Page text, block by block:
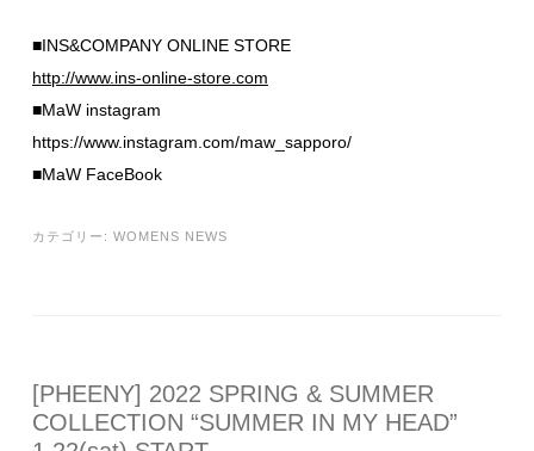
■INS&COMPANY ONLINE STORE
http://www.ins-online-store.com
■MaW instagram
https://www.instagram.com/maw_sapporo/
■MaW FaceBook
カテゴリー: WOMENS NEWS
[PHEENY] 2022 SPRING & SUMMER
COLLECTION “SUMMER IN MY HEAD”